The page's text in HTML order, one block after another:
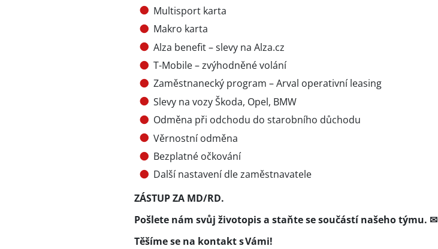
Multisport karta
Makro karta
Alza benefit – slevy na Alza.cz
T-Mobile – zvýhodněné volání
Zaměstnanecký program – Arval operativní leasing
Slevy na vozy Škoda, Opel, BMW
Odměna při odchodu do starobního důchodu
Věrnostní odměna
Bezplatné očkování
Další nastavení dle zaměstnavatele
ZÁSTUP ZA MD/RD.
Pošlete nám svůj životopis a staňte se součástí našeho týmu. ✉
Těšíme se na kontakt s Vámi!